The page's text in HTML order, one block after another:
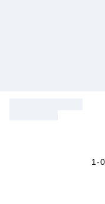
1-